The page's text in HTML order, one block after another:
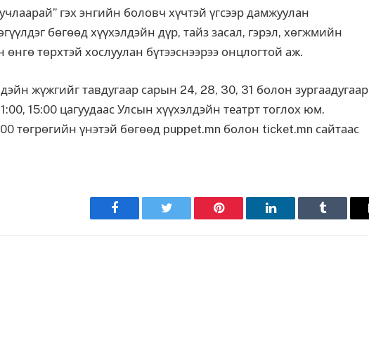
гэх энгийн боловч хүчтэй үгсээр дамжуулан
бөгөөд хүүхэлдэйн дүр, тайз засал, гэрэл, хөгжмийн
төрхтэй хослуулан бүтээснээрээ онцлогтой аж.
жүжгийг тавдугаар сарын 24, 28, 30, 31 болон зургаадугаар
15:00 цагуудаас Улсын хүүхэлдэйн театрт тоглох юм.
төгрөгийн үнэтэй бөгөөд puppet.mn болон ticket.mn сайтаас
Facebook Twitter Pinterest LinkedIn Tumblr